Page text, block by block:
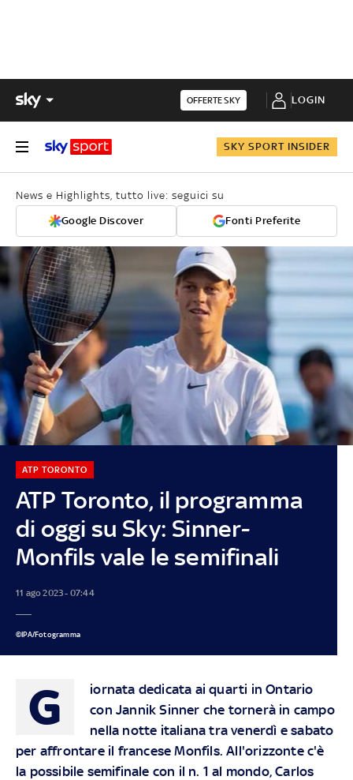
OFFERTE SKY LOGIN
SKY SPORT INSIDER
News e Highlights, tutto live: seguici su
Google Discover Fonti Preferite
ATP Toronto, il programma
di oggi su Sky: Sinner-
Monfils vale le semifinali
ATP TORONTO
11 ago 2023 - 07:44
©IPA/Fotogramma
G
iornata dedicata ai quarti in Ontario
con Jannik Sinner che tornerà in campo
nella notte italiana tra venerdì e sabato
per affrontare il francese Monfils. All'orizzonte c'è
la possibile semifinale con il n. 1 al mondo, Carlos